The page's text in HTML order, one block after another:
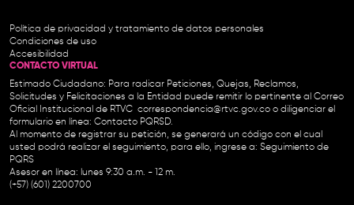
Política de privacidad y tratamiento de datos personales
Condiciones de uso
Accesibilidad
CONTACTO VIRTUAL
Estimado Ciudadano: Para radicar Peticiones, Quejas, Reclamos,
Solicitudes y Felicitaciones a la Entidad puede remitir lo pertinente al Correo
Oficial Institucional de RTVC correspondencia@rtvc.gov.co o diligenciar el
formulario en línea: Contacto PQRSD.
Al momento de registrar su petición, se generará un código con el cual
usted podrá realizar el seguimiento, para ello, ingrese a: Seguimiento de
PQRS
Asesor en línea: lunes 9:30 a.m. - 12 m.
(+57) (601) 2200700